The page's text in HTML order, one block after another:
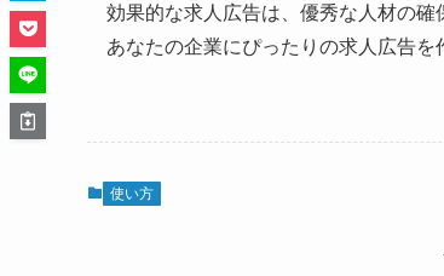
効果的な求人広告は、優秀な人材の確
あなたの企業にぴったりの求人広告を
使い方